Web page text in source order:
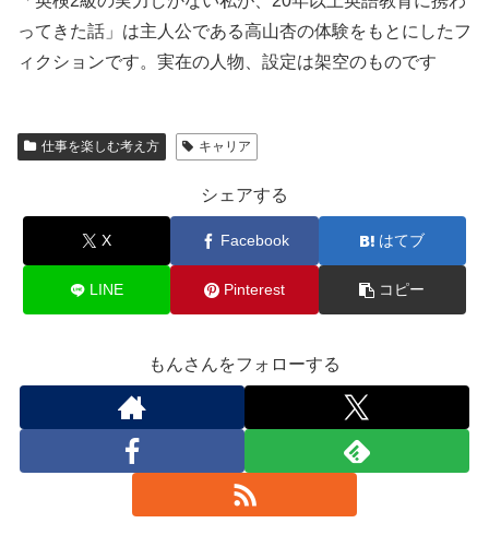
ってきた話」は主人公である高山杏の体験をもとにしたフ
ィクションです。実在の人物、設定は架空のものです
仕事を楽しむ考え方 キャリア
シェアする
X Facebook はてブ
LINE Pinterest コピー
もんさんをフォローする